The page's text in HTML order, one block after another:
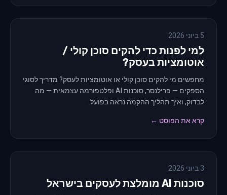
5 ביוני 2026
למי לפנות כדי להקים סוכן קולי /
אוטומציות בעסק?
מחפשים מי להקים סוכן קולי או אוטומציות לעסק? מדריך לסוגי
הספקים — פרילנסר, סוכנות AI ופלטפורמה עצמאית — מה
לבדוק, ואיך תהליך ההקמה נראה בפועל.
קרא את הפוסט ←
3 ביוני 2026
סוכנות AI מומלצת לעסקים בישראל